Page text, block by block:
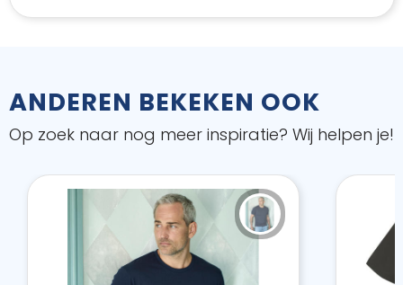
ANDEREN BEKEKEN OOK
Op zoek naar nog meer inspiratie? Wij helpen je!